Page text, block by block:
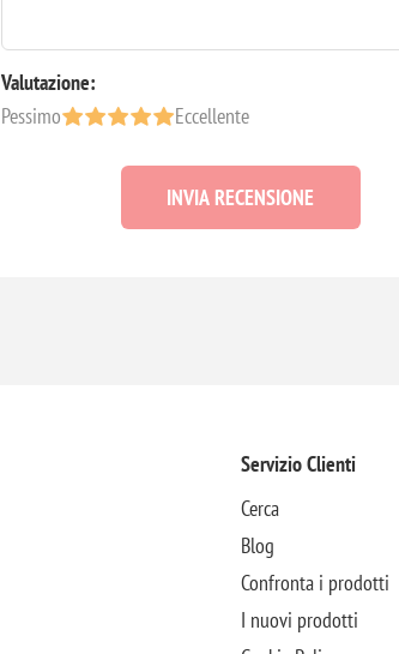
Valutazione:
Pessimo
Eccellente
INVIA RECENSIONE
Servizio Clienti
Cerca
Blog
Confronta i prodotti
I nuovi prodotti